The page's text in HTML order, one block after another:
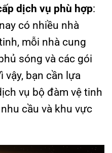
dịch vụ phù hợp:
có nhiều nhà
mỗi nhà cung
sóng và các gói
vậy, bạn cần lựa
vụ bộ đàm vệ tinh
cầu và khu vực